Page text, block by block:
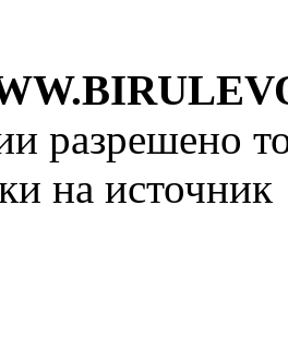
разрешено
на источник